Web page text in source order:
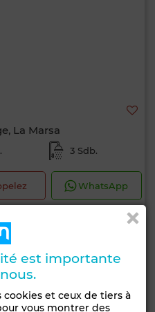
La Marsa
3 Sdb.
WhatsApp
est importante
et ceux de tiers à
vous montrer des